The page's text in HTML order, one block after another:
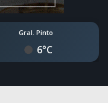
Gral. Pinto
6°C